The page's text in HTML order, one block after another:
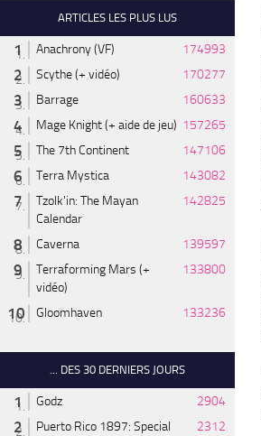
ARTICLES LES PLUS LUS
Anachrony (VF)
174993
Scythe (+ vidéo)
170277
Barrage
160633
Mage Knight (+ aide de jeu) 157265
The 7th Continent
147106
Terra Mystica
143082
Tzolk'in: The Mayan
Calendar
142825
Caverna
139597
Terraforming Mars (+
vidéo)
133800
Gloomhaven 133236
... DES 30 DERNIERS JOURS
Godz
2904
Puerto Rico 1897: Special
2312